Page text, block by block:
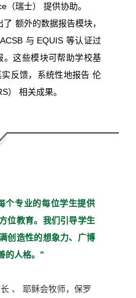
（瑞士）
提供协助。
额外的数据报告模块，
与 EQUIS 等认证过
。这些模块可帮助学校基
反馈，系统性地报告 伦
） 相关成果。
个专业的每位学生提供
位教育。 我们引导学生
创造性的想象力、广博
的人格。”
、 耶稣会牧师， 保罗